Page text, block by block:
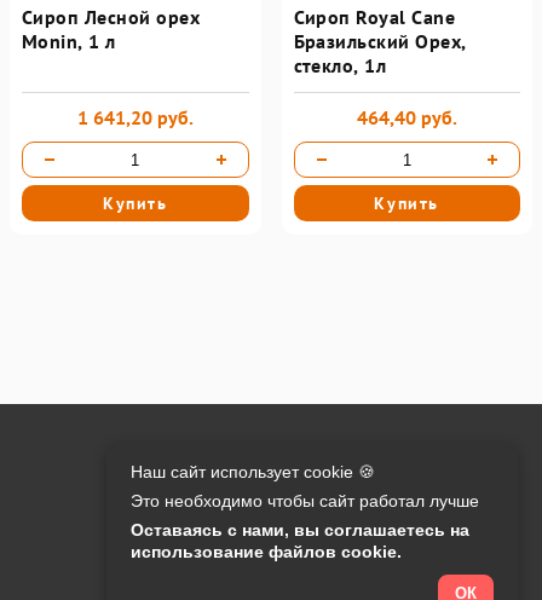
Сироп Лесной орех
Monin, 1 л
1 641,20 руб.
Купить
Сироп Royal Cane
Бразильский Орех,
стекло, 1л
464,40 руб.
Купить
Контакты:
info@o-manager.ru
Онлайн оплата на сайте:
Наш сайт использует cookie 🍪
Это необходимо чтобы сайт работал лучше
Оставаясь с нами, вы соглашаетесь на
использование файлов cookie.
ОК